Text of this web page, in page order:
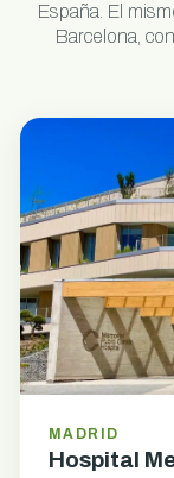
España. El
Barcelona,
MADRID
Hospital